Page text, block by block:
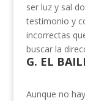
ser luz y sal
testimonio y
incorrectas
buscar la
G. EL
Aunque no